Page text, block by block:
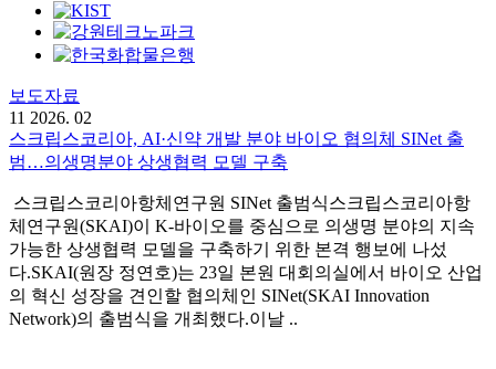
보도자료
11 2026. 02
스크립스코리아, AI·신약 개발 분야 바이오 협의체 SINet 출
범…의생명분야 상생협력 모델 구축
스크립스코리아항체연구원 SINet 출범식스크립스코리아항
체연구원(SKAI)이 K-바이오를 중심으로 의생명 분야의 지속
가능한 상생협력 모델을 구축하기 위한 본격 행보에 나섰
다.SKAI(원장 정연호)는 23일 본원 대회의실에서 바이오 산업
의 혁신 성장을 견인할 협의체인 SINet(SKAI Innovation
Network)의 출범식을 개최했다.이날 ..